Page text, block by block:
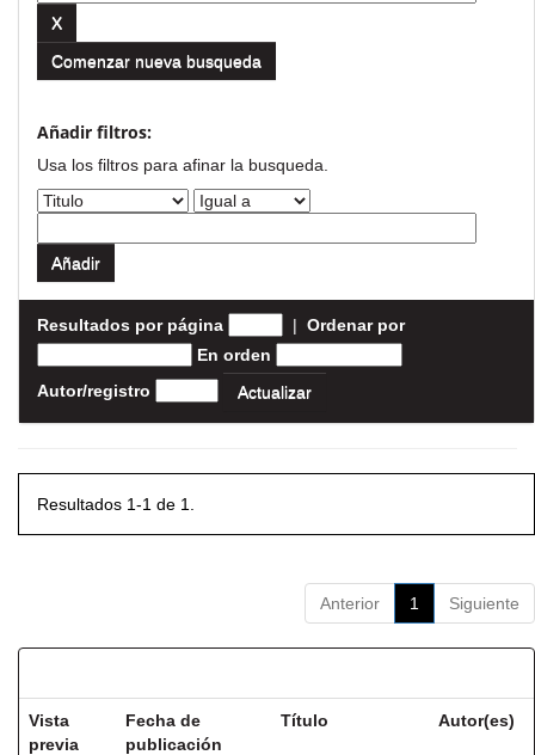
Comenzar nueva busqueda
Añadir filtros:
Usa los filtros para afinar la busqueda.
Resultados por página | Ordenar por
En orden
Autor/registro
Resultados 1-1 de 1.
Anterior 1 Siguiente
Vista
previa
Fecha de
publicación
Título Autor(es)